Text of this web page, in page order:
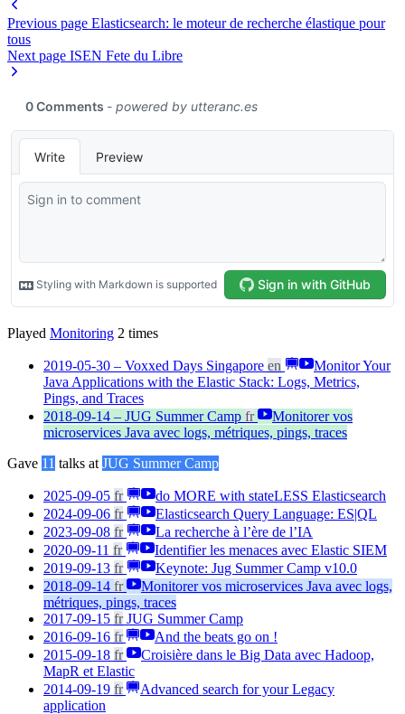
Previous page Elasticsearch: le moteur de recherche élastique pour
tous
Next page ISEN Fete du Libre
Played Monitoring 2 times
2019-05-30 – Voxxed Days Singapore en
Monitor Your
Java Applications with the Elastic Stack: Logs, Metrics,
Pings, and Traces
2018-09-14 – JUG Summer Camp fr
Monitorer vos
microservices Java avec logs, métriques, pings, traces
Gave 11 talks at JUG Summer Camp
2025-09-05 fr
do MORE with stateLESS Elasticsearch
2024-09-06 fr
Elasticsearch Query Language: ES|QL
2023-09-08 fr
La recherche à l’ère de l’IA
2020-09-11 fr
Identifier les menaces avec Elastic SIEM
2019-09-13 fr
Keynote: Jug Summer Camp v10.0
2018-09-14 fr
Monitorer vos microservices Java avec logs,
métriques, pings, traces
2017-09-15 fr JUG Summer Camp
2016-09-16 fr
And the beats go on !
2015-09-18 fr
Croisière dans le Big Data avec Hadoop,
MapR et Elastic
2014-09-19 fr
Advanced search for your Legacy
application